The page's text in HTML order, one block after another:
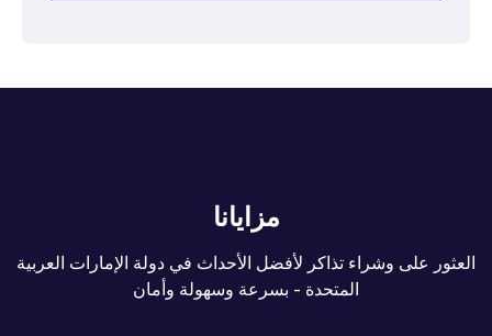
مزايانا
العثور على وشراء تذاكر لأفضل الأحداث في دولة الإمارات العربية
المتحدة - بسرعة وسهولة وأمان